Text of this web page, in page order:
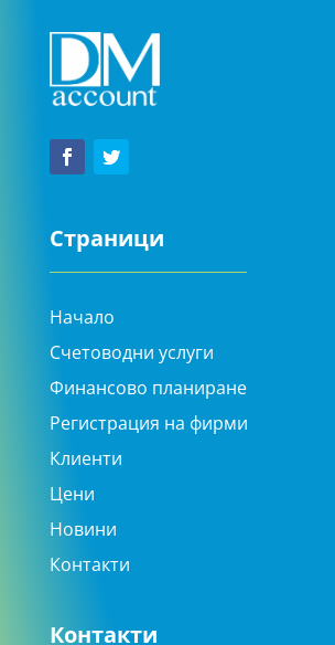
Страници
Начало
Счетоводни услуги
Финансово планиране
Регистрация на фирми
Клиенти
Цени
Новини
Контакти
Контакти